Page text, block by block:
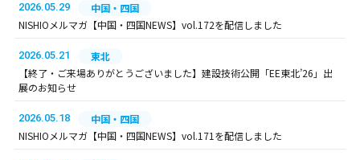
2026.05.29
中国・四国
NISHIOメルマガ【中国・四国NEWS】vol.172を配信しました
2026.05.21
東北
【終了・ご来場ありがとうございました】建設技術公開「EE東北’26」出
展のお知らせ
2026.05.18
中国・四国
NISHIOメルマガ【中国・四国NEWS】vol.171を配信しました